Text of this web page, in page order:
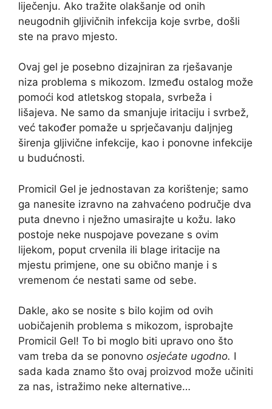
liječenju. Ako tražite olakšanje od onih
neugodnih gljivičnih infekcija koje svrbe, došli
ste na pravo mjesto.
Ovaj gel je posebno dizajniran za rješavanje
niza problema s mikozom. Između ostalog može
pomoći kod atletskog stopala, svrbeža i
lišajeva. Ne samo da smanjuje iritaciju i svrbež,
već također pomaže u sprječavanju daljnjeg
širenja gljivične infekcije, kao i ponovne infekcije
u budućnosti.
Promicil Gel je jednostavan za korištenje; samo
ga nanesite izravno na zahvaćeno područje dva
puta dnevno i nježno umasirajte u kožu. Iako
postoje neke nuspojave povezane s ovim
lijekom, poput crvenila ili blage iritacije na
mjestu primjene, one su obično manje i s
vremenom će nestati same od sebe.
Dakle, ako se nosite s bilo kojim od ovih
uobičajenih problema s mikozom, isprobajte
Promicil Gel! To bi moglo biti upravo ono što
vam treba da se ponovno osjećate ugodno. I
sada kada znamo što ovaj proizvod može učiniti
za nas, istražimo neke alternative…